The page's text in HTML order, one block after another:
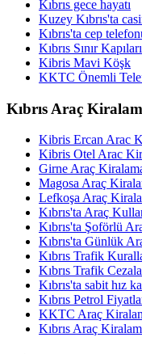
Kıbrıs gece hayatı
Kuzey Kıbrıs'ta
Kıbrıs'ta cep
Kıbrıs Sınır Kapıları
Kibris Mavi Köşk
KKTC Önemli
Kıbrıs Araç
Kibris Ercan Arac
Kibris Otel Arac
Girne Araç
Magosa Araç
Lefkoşa Araç
Kıbrıs'ta Araç
Kıbrıs'ta Şoförlü
Kıbrıs'ta Günlük
Kıbrıs Trafik
Kıbrıs Trafik
Kıbrıs'ta sabit hız
Kıbrıs Petrol
KKTC Araç
Kıbrıs Araç